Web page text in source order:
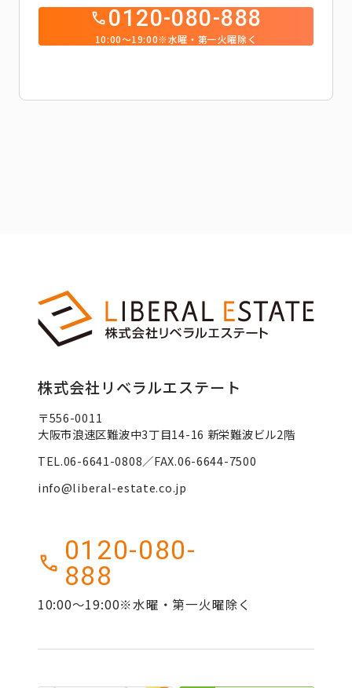
0120-080-888
10:00～19:00※水曜・第一火曜除く
株式会社リベラルエステート
〒556-0011
大阪市浪速区難波中3丁目14-16 新栄難波ビル2階
TEL.06-6641-0808／FAX.06-6644-7500
info@liberal-estate.co.jp
0120-080-
888
10:00～19:00※水曜・第一火曜除く